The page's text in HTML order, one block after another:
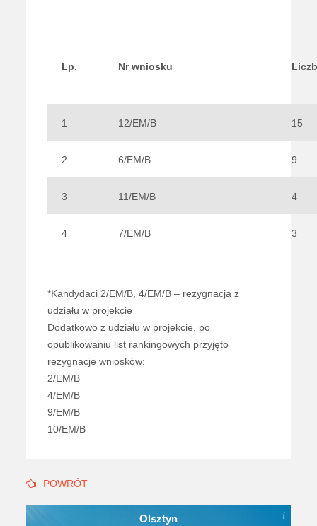
Lp. Nr wniosku
1 12/EM/B 15
2 6/EM/B 9
3 11/EM/B 4
4 7/EM/B 3
*Kandydaci 2/EM/B, 4/EM/B – rezygnacja z
udziału w projekcie
Dodatkowo z udziału w projekcie, po
opublikowaniu list rankingowych przyjęto
rezygnacje wniosków:
2/EM/B
4/EM/B
9/EM/B
10/EM/B
POWRÓT
Olsztyn